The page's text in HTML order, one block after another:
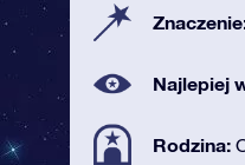
Najlepiej
Rodzina: